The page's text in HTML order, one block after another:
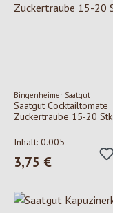
Bingenheimer Saatgut
Saatgut Cocktailtomate
Zuckertraube 15-20 Stk
Inhalt: 0.005
Regulärer Preis:
3,75 €